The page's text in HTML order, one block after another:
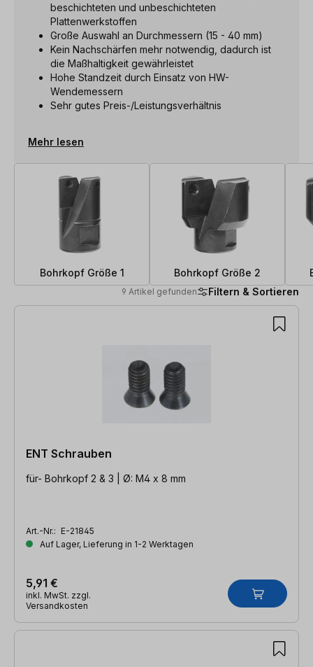
beschichteten und unbeschichteten
Plattenwerkstoffen
Große Auswahl an Durchmessern (15 - 40 mm)
Kein Nachschärfen mehr notwendig, dadurch ist
die Maßhaltigkeit gewährleistet
Hohe Standzeit durch Einsatz von HW-
Wendemessern
Sehr gutes Preis-/Leistungsverhältnis
Mehr lesen
Bohrkopf Größe 1 Bohrkopf Größe 2
9 Artikel gefunden Filtern & Sortieren
9 Artikel gefunden
ENT Schrauben
für- Bohrkopf 2 & 3 | Ø: M4 x 8 mm
Art.-Nr.: E-21845
Auf Lager, Lieferung in 1-2 Werktagen
5,91 €
inkl. MwSt. zzgl.
Versandkosten